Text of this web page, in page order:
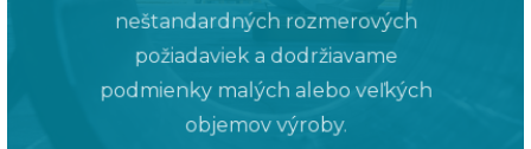
neštandardných rozmerových
požiadaviek a dodržiavame
podmienky malých alebo veľkých
objemov výroby.